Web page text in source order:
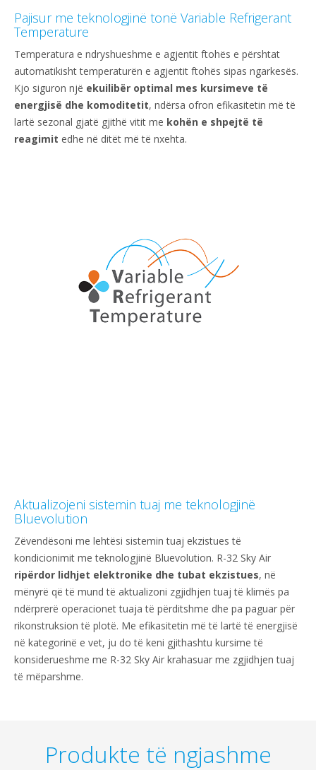
Pajisur me teknologjinë tonë Variable Refrigerant
Temperature
Temperatura e ndryshueshme e agjentit ftohës e përshtat
automatikisht temperaturën e agjentit ftohës sipas ngarkesës.
Kjo siguron një ekuilibër optimal mes kursimeve të
energjisë dhe komoditetit, ndërsa ofron efikasitetin më të
lartë sezonal gjatë gjithë vitit me kohën e shpejtë të
reagimit edhe në ditët më të nxehta.
Aktualizojeni sistemin tuaj me teknologjinë
Bluevolution
Zëvendësoni me lehtësi sistemin tuaj ekzistues të
kondicionimit me teknologjinë Bluevolution. R-32 Sky Air
ripërdor lidhjet elektronike dhe tubat ekzistues, në
mënyrë që të mund të aktualizoni zgjidhjen tuaj të klimës pa
ndërprerë operacionet tuaja të përditshme dhe pa paguar për
rikonstruksion të plotë. Me efikasitetin më të lartë të energjisë
në kategorinë e vet, ju do të keni gjithashtu kursime të
konsiderueshme me R-32 Sky Air krahasuar me zgjidhjen tuaj
të mëparshme.
Produkte të ngjashme